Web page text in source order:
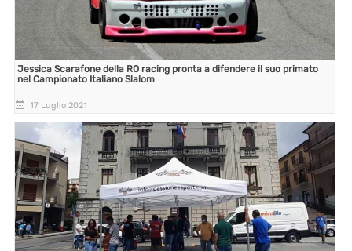
Jessica Scarafone della RO racing pronta a difendere il suo primato
nel Campionato Italiano Slalom
17 Luglio 2021